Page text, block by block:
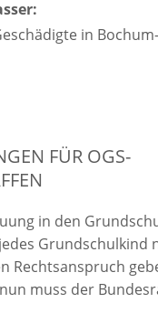
in Bochum-
FÜR OGS-
in den
Grundschulkind
Rechtsanspruch
muss der